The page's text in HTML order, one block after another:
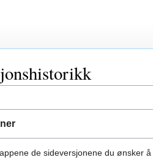
de sideversjonene du ønsker